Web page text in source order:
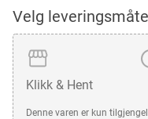
Velg leveringsmåte
Klikk & Hent
Denne varen er kun